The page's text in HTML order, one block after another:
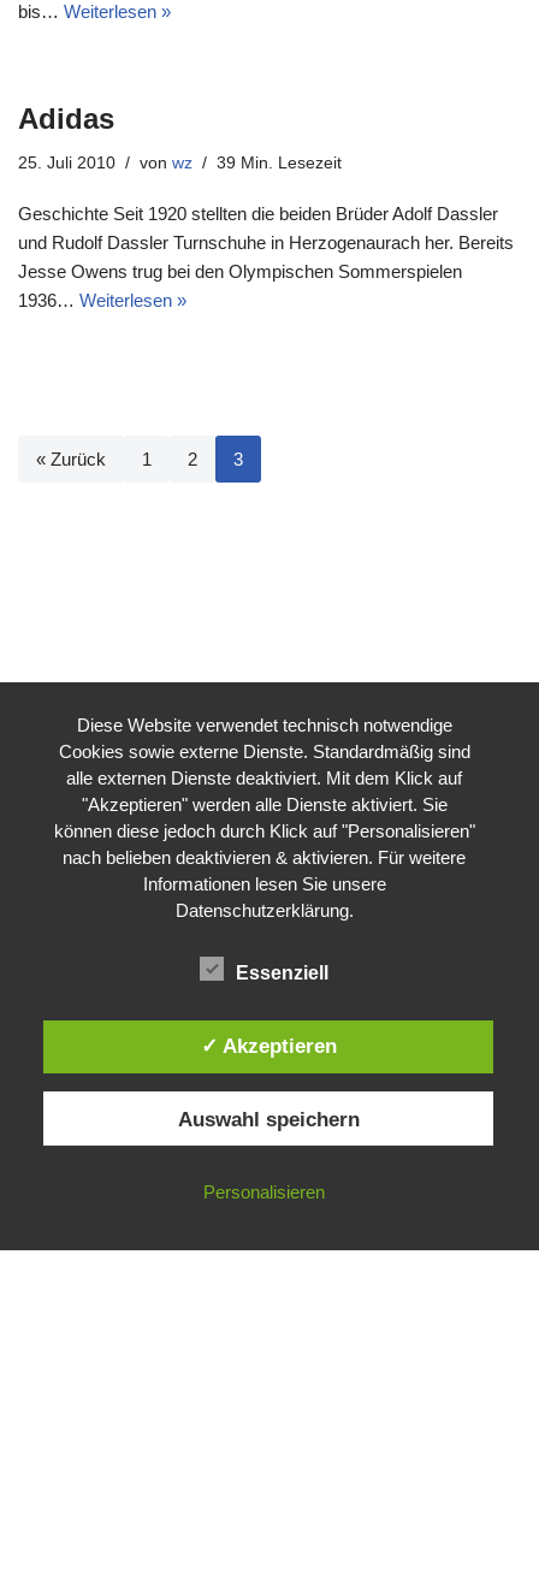
bis… Weiterlesen »
Adidas
25. Juli 2010 von wz 39 Min. Lesezeit
Geschichte Seit 1920 stellten die beiden Brüder Adolf Dassler
und Rudolf Dassler Turnschuhe in Herzogenaurach her. Bereits
Jesse Owens trug bei den Olympischen Sommerspielen
1936… Weiterlesen »
« Zurück 1 2 3
Impressum Datenschutzerklärung
Gesellschaft für ökologische Forschung e.V.
Diese Website verwendet technisch notwendige
Cookies sowie externe Dienste. Standardmäßig sind
alle externen Dienste deaktiviert. Mit dem Klick auf
"Akzeptieren" werden alle Dienste aktiviert. Sie
können diese jedoch durch Klick auf "Personalisieren"
nach belieben deaktivieren & aktivieren. Für weitere
Informationen lesen Sie unsere
Datenschutzerklärung.
Essenziell
✓ Akzeptieren
Auswahl speichern
Personalisieren